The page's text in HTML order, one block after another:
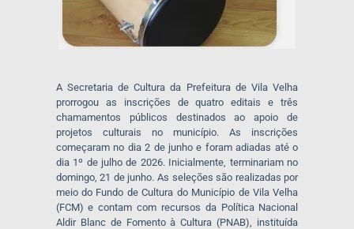
A Secretaria de Cultura da Prefeitura de Vila Velha
prorrogou as inscrições de quatro editais e três
chamamentos públicos destinados ao apoio de
projetos culturais no município. As inscrições
começaram no dia 2 de junho e foram adiadas até o
dia 1º de julho de 2026. Inicialmente, terminariam no
domingo, 21 de junho. As seleções são realizadas por
meio do Fundo de Cultura do Município de Vila Velha
(FCM) e contam com recursos da Política Nacional
Aldir Blanc de Fomento à Cultura (PNAB), instituída